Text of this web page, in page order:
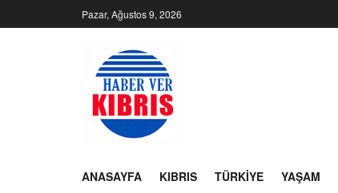
Pazar, Ağustos 9, 2026
ANASAYFA KIBRIS TÜRKIYE YAŞAM